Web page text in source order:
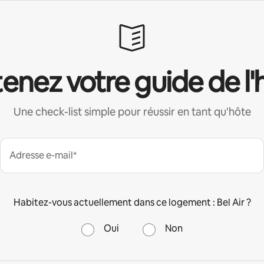
votre guide de
Une check-list simple pour réussir en tant qu'hôte
Adresse e-mail*
Habitez-vous actuellement dans ce logement : Bel Air ?
Oui Non